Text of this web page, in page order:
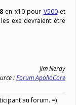
en x10 pour V500et
exe devraient être
Jim Neray
:Forum ApolloCore
au forum. =)